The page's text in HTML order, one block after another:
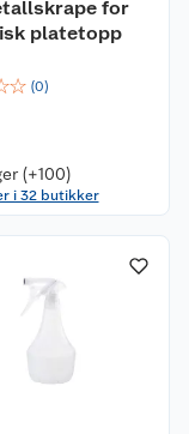
for
platetopp
☆ (0)
(+100)
i 32 butikker